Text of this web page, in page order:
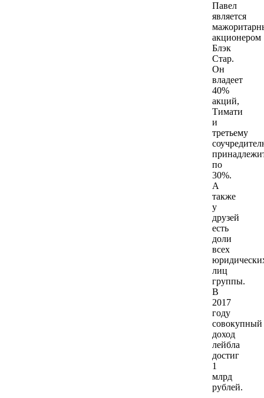
Павел
является
акционером
Блэк
Стар.
Он
владеет
40%
акций,
Тимати
и
третьему
по
30%.
А
также
у
друзей
есть
доли
всех
лиц
группы.
В
2017
году
совокупный
доход
лейбла
достиг
1
млрд
рублей.